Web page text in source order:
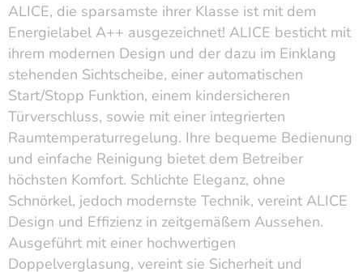
ALICE, die sparsamste ihrer Klasse ist mit dem
Energielabel A++ ausgezeichnet! ALICE besticht mit
ihrem modernen Design und der dazu im Einklang
stehenden Sichtscheibe, einer automatischen
Start/Stopp Funktion, einem kindersicheren
Türverschluss, sowie mit einer integrierten
Raumtemperaturregelung. Ihre bequeme Bedienung
und einfache Reinigung bietet dem Betreiber
höchsten Komfort. Schlichte Eleganz, ohne
Schnörkel, jedoch modernste Technik, vereint ALICE
Design und Effizienz in zeitgemäßem Aussehen.
Ausgeführt mit einer hochwertigen
Doppelverglasung, vereint sie Sicherheit und